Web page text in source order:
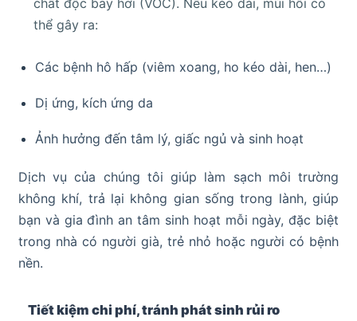
chất độc bay hơi (VOC). Nếu kéo dài, mùi hôi có
thể gây ra:
Các bệnh hô hấp (viêm xoang, ho kéo dài, hen…)
Dị ứng, kích ứng da
Ảnh hưởng đến tâm lý, giấc ngủ và sinh hoạt
Dịch vụ của chúng tôi giúp làm sạch môi trường
không khí, trả lại không gian sống trong lành, giúp
bạn và gia đình an tâm sinh hoạt mỗi ngày, đặc biệt
trong nhà có người già, trẻ nhỏ hoặc người có bệnh
nền.
Tiết kiệm chi phí, tránh phát sinh rủi ro